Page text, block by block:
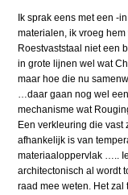
Ik sprak eens met een -
materialen, ik vroeg
Roestvaststaal niet een
in grote lijnen wel wat
maar hoe die nu
…daar gaan nog wel
mechanisme wat
Een verkleuring die vast
afhankelijk is van
materiaaloppervlak …..
architectonisch al wordt
raad mee weten. Het zal